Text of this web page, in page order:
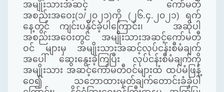
အမျိုးသားအဆင့် ကော်မတီ
အစည်းအဝေး(၁/၂၀၂၁)ကို (၂၆.၄.၂၀၂၁) ရက်
နေ့တွင် ကျင်းပနိုင်ခဲ့ပါကြောင်း၊ အဆိုပါ
အစည်းအဝေးတွင် အမျိုးသားအဆင့်ကော်မတီ
ဝင် များမှ အမျိုးသားအဆင့်လုပ်ငန်းစီမံချက်
အပေါ် ဆွေးနွေးခဲ့ကြပြီး လုပ်ငန်းစီမံချက်ကို
အမျိုးသား အဆင့်ကော်မတီဝင်များထံ ထပ်မံဖြန့်
ဝေ၍ သဘောထားမှတ်ချက်တောင်းခံခဲ့ပါ